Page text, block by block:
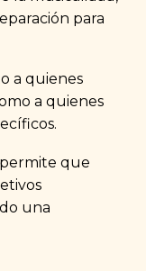
para
a quienes
a quienes
que
una